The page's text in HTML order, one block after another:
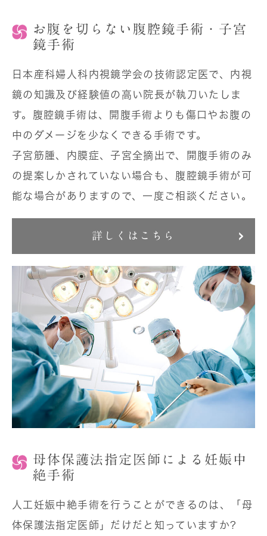
お腹を切らない腹腔鏡手術・子宮
鏡手術
日本産科婦人科内視鏡学会の技術認定医で、内視
鏡の知識及び経験値の高い院長が執刀いたしま
す。腹腔鏡手術は、開腹手術よりも傷口やお腹の
中のダメージを少なくできる手術です。
子宮筋腫、内膜症、子宮全摘出で、開腹手術のみ
の提案しかされていない場合も、腹腔鏡手術が可
能な場合がありますので、一度ご相談ください。
詳しくはこちら
母体保護法指定医師による妊娠中
絶手術
人工妊娠中絶手術を行うことができるのは、「母
体保護法指定医師」だけだと知っていますか?